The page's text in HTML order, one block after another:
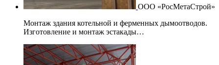
ООО «РосМетаСтрой»
Монтаж здания котельной и ферменных дымоотводов.
Изготовление и монтаж эстакады…